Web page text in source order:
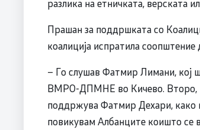
разлика на етничката, верската
Прашан за поддршката со
коалиција испратила
– Го слушав Фатмир Лимани, кој
ВМРО-ДПМНЕ во Кичево. Второ,
поддржува Фатмир Дехари, како
повикувам Албанците коишто се